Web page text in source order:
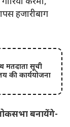
हजारीबाग
मतदाता सूची
की कार्ययोजना
बनायेंगे-